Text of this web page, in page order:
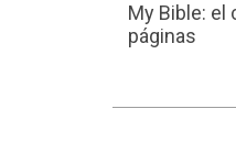
My Bible: el
páginas